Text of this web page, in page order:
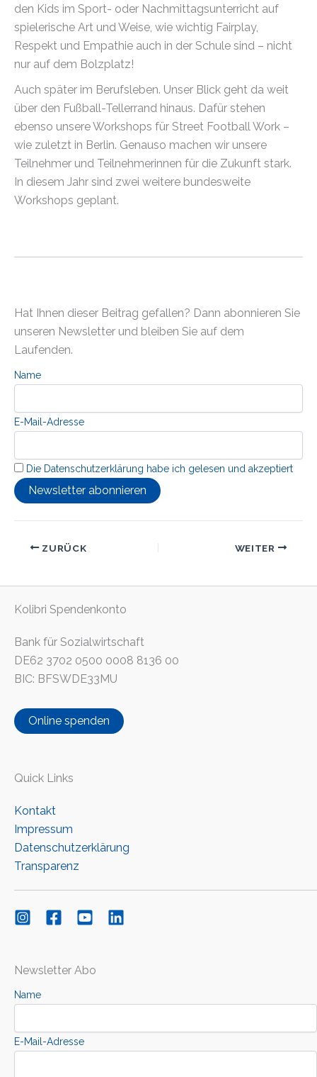
den Kids im Sport- oder Nachmittagsunterricht auf
spielerische Art und Weise, wie wichtig Fairplay,
Respekt und Empathie auch in der Schule sind – nicht
nur auf dem Bolzplatz!
Auch später im Berufsleben. Unser Blick geht da weit
über den Fußball-Tellerrand hinaus. Dafür stehen
ebenso unsere Workshops für Street Football Work –
wie zuletzt in Berlin. Genauso machen wir unsere
Teilnehmer und Teilnehmerinnen für die Zukunft stark.
In diesem Jahr sind zwei weitere bundesweite
Workshops geplant.
Hat Ihnen dieser Beitrag gefallen? Dann abonnieren Sie
unseren Newsletter und bleiben Sie auf dem
Laufenden.
Name
E-Mail-Adresse
Die Datenschutzerklärung habe ich gelesen und akzeptiert
ZURÜCK WEITER
Kolibri Spendenkonto
Bank für Sozialwirtschaft
DE62 3702 0500 0008 8136 00
BIC: BFSWDE33MU
Online spenden
Quick Links
Kontakt
Impressum
Datenschutzerklärung
Transparenz
Newsletter Abo
Name
E-Mail-Adresse